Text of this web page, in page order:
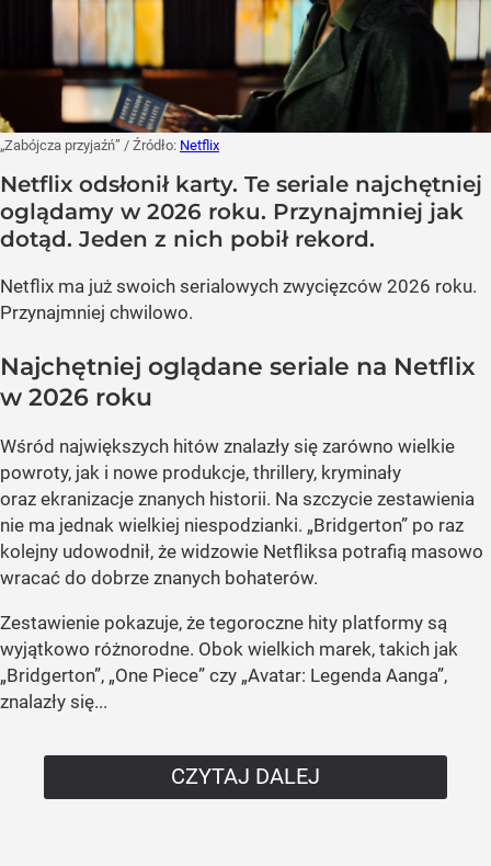
„Zabójcza przyjaźń” / Źródło: Netflix
Netflix odsłonił karty. Te seriale najchętniej
oglądamy w 2026 roku. Przynajmniej jak
dotąd. Jeden z nich pobił rekord.
Netflix ma już swoich serialowych zwycięzców 2026 roku.
Przynajmniej chwilowo.
Najchętniej oglądane seriale na Netflix
w 2026 roku
Wśród największych hitów znalazły się zarówno wielkie
powroty, jak i nowe produkcje, thrillery, kryminały
oraz ekranizacje znanych historii. Na szczycie zestawienia
nie ma jednak wielkiej niespodzianki. „Bridgerton” po raz
kolejny udowodnił, że widzowie Netfliksa potrafią masowo
wracać do dobrze znanych bohaterów.
Zestawienie pokazuje, że tegoroczne hity platformy są
wyjątkowo różnorodne. Obok wielkich marek, takich jak
„Bridgerton”, „One Piece” czy „Avatar: Legenda Aanga”,
znalazły się...
CZYTAJ DALEJ